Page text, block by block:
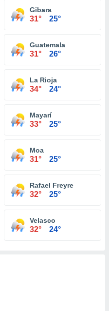
Gibara
31° 25°
Guatemala
31° 26°
La Rioja
34° 24°
Mayarí
33° 25°
Moa
31° 25°
Rafael Freyre
32° 25°
Velasco
32° 24°